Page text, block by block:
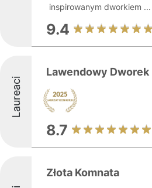
inspirowanym dworkiem ...
9.4
Laureaci
Lawendowy Dworek
8.7
Złota Komnata